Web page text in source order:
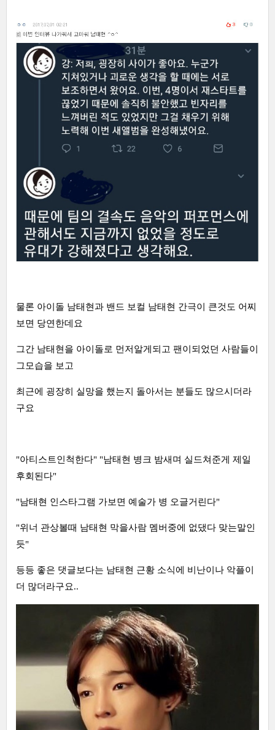
물론 아이돌 남태현과 밴드 보컬 남태현 간극이 큰것도 어찌
보면 당연한데요
그간 남태현을 아이돌로 먼저알게되고 팬이되었던 사람들이
그모습을 보고
최근에 굉장히 실망을 했는지 돌아서는 분들도 많으시더라
구요
"아티스트인척한다" "남태현 병크 밤새며 실드쳐준게 제일
후회된다"
"남태현 인스타그램 가보면 예술가 병 오글거린다"
"위너 관상볼때 남태현 막을사람 멤버중에 없댔다 맞는말인
듯"
등등 좋은 댓글보다는 남태현 근황 소식에 비난이나 악플이
더 많더라구요..